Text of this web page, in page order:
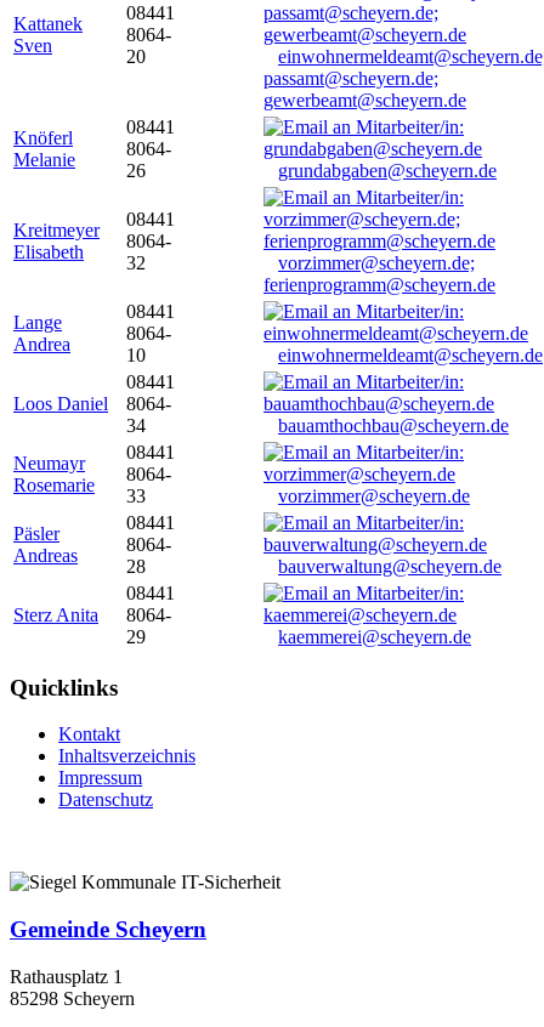
Kattanek
Sven
08441
8064-
20
passamt@scheyern.de;
gewerbeamt@scheyern.de
Knöferl
Melanie
08441
8064-
26
grundabgaben@scheyern.de
Kreitmeyer
Elisabeth
08441
8064-
32
vorzimmer@scheyern.de;
ferienprogramm@scheyern.de
Lange
Andrea
08441
8064-
10
einwohnermeldeamt@scheyern.de
Loos Daniel
08441
8064-
34
bauamthochbau@scheyern.de
Neumayr
Rosemarie
08441
8064-
33
vorzimmer@scheyern.de
Päsler
Andreas
08441
8064-
28
bauverwaltung@scheyern.de
Sterz Anita
08441
8064-
29
kaemmerei@scheyern.de
Quicklinks
Kontakt
Inhaltsverzeichnis
Impressum
Datenschutz
Gemeinde Scheyern
Rathausplatz 1
85298 Scheyern